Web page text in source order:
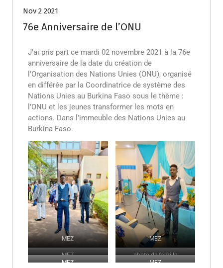
Nov 2 2021
76e Anniversaire de l’ONU
J’ai pris part ce mardi 02 novembre 2021 à la 76e
anniversaire de la date du création de
l’Organisation des Nations Unies (ONU), organisé
en différée par la Coordinatrice de système des
Nations Unies au Burkina Faso sous le thème :
l’ONU et les jeunes transformer les mots en
actions. Dans l’immeuble des Nations Unies au
Burkina Faso.
MEZ MEZ
MEZ
photo de famille
MEZ
MEZ